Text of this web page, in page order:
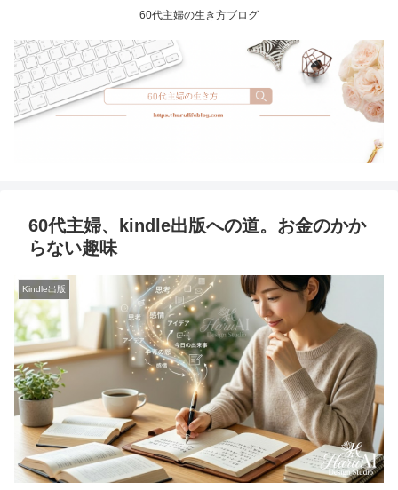
60代主婦の生き方ブログ
60代主婦、kindle出版への道。お金のかか
らない趣味
Kindle出版